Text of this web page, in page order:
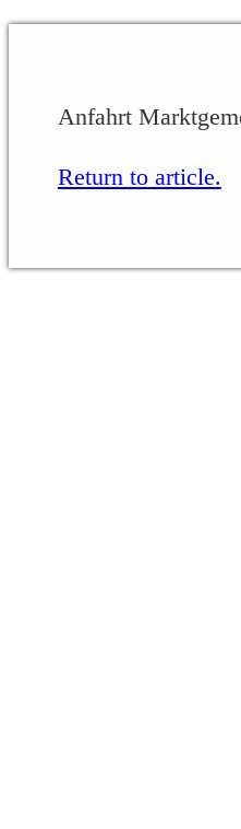
Anfahrt
Return to article.